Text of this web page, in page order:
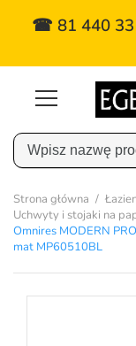
☎ 81 440 33
Strona główna
Uchwyty i stojaki na
Omnires MODERN
mat MP60510BL